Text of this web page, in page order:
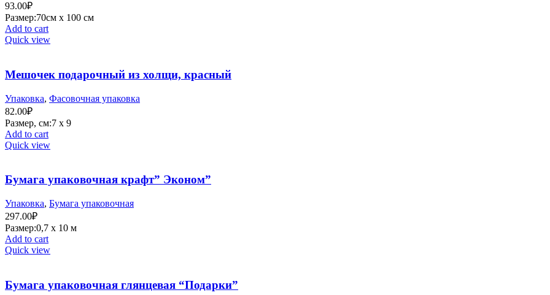
93.00₽
Размер:70см х 100 см
Add to cart
Quick view
Мешочек подарочный из холщи, красный
Упаковка, Фасовочная упаковка
82.00₽
Размер, см:7 х 9
Add to cart
Quick view
Бумага упаковочная крафт” Эконом”
Упаковка, Бумага упаковочная
297.00₽
Размер:0,7 х 10 м
Add to cart
Quick view
Бумага упаковочная глянцевая “Подарки”